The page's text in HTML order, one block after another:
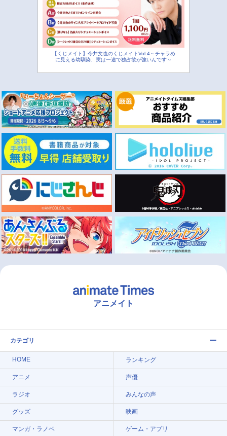
【くじメイト】今井文也のくじメイトVol.4～チャラめ
に見える幼馴染、実は一途で独占欲が強いんです～
アニメイト
カテゴリ
HOME ランキング
アニメ 声優
ラジオ みんなの声
グッズ 映画
マンガ・ラノベ ゲーム・アプリ